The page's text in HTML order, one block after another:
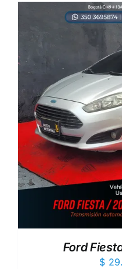
Ford
$